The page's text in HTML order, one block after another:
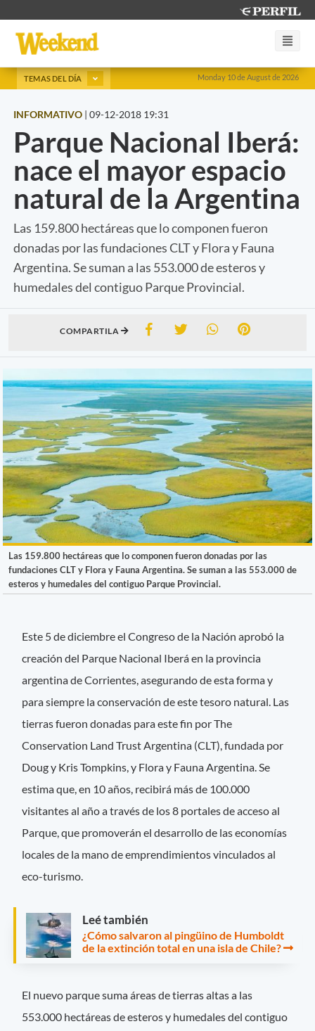
Monday 10 de August de 2026
TEMAS DEL DÍA
INFORMATIVO | 09-12-2018 19:31
Parque Nacional Iberá:
nace el mayor espacio
natural de la Argentina
Las 159.800 hectáreas que lo componen fueron
donadas por las fundaciones CLT y Flora y Fauna
Argentina. Se suman a las 553.000 de esteros y
humedales del contiguo Parque Provincial.
COMPARTILA
Las 159.800 hectáreas que lo componen fueron donadas por las
fundaciones CLT y Flora y Fauna Argentina. Se suman a las 553.000 de
esteros y humedales del contiguo Parque Provincial.
Este 5 de diciembre el Congreso de la Nación aprobó la
creación del Parque Nacional Iberá en la provincia
argentina de Corrientes, asegurando de esta forma y
para siempre la conservación de este tesoro natural. Las
tierras fueron donadas para este fin por The
Conservation Land Trust Argentina (CLT), fundada por
Doug y Kris Tompkins, y Flora y Fauna Argentina. Se
estima que, en 10 años, recibirá más de 100.000
visitantes al año a través de los 8 portales de acceso al
Parque, que promoverán el desarrollo de las economías
locales de la mano de emprendimientos vinculados al
eco-turismo.
Leé también
¿Cómo salvaron al pingüino de Humboldt
de la extinción total en una isla de Chile?
El nuevo parque suma áreas de tierras altas a las
553.000 hectáreas de esteros y humedales del contiguo